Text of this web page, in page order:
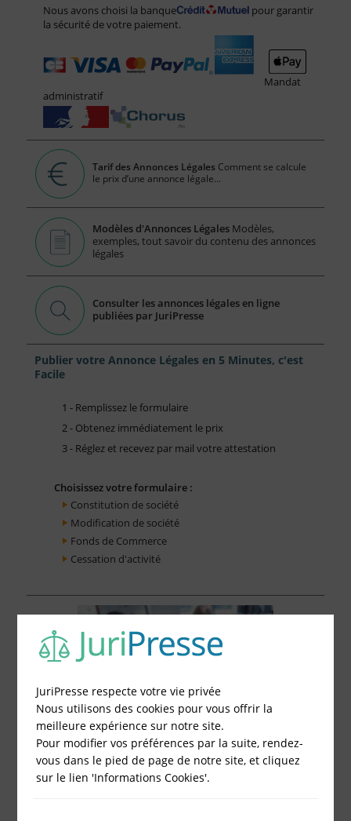
Nous avons choisi la banque
pour garantir
la sécurité de votre paiement.
Mandat
administratif
Tarif des Annonces Légales Comment se calcule
le prix d’une annonce légale...
Modèles d'Annonces Légales Modèles,
exemples, tout savoir du contenu des annonces
légales
Consulter les annonces légales en ligne
publiées par JuriPresse
Publier votre Annonce Légales en 5 Minutes, c'est
Facile
1 - Remplissez le formulaire
2 - Obtenez immédiatement le prix
3 - Réglez et recevez par mail votre attestation
Choisissez votre formulaire :
Constitution de société
Modification de société
Fonds de Commerce
Cessation d'activité
JuriPresse respecte votre vie privée
Nous utilisons des cookies pour vous offrir la
meilleure expérience sur notre site.
Pour modifier vos préférences par la suite, rendez-
vous dans le pied de page de notre site, et cliquez
sur le lien 'Informations Cookies'.